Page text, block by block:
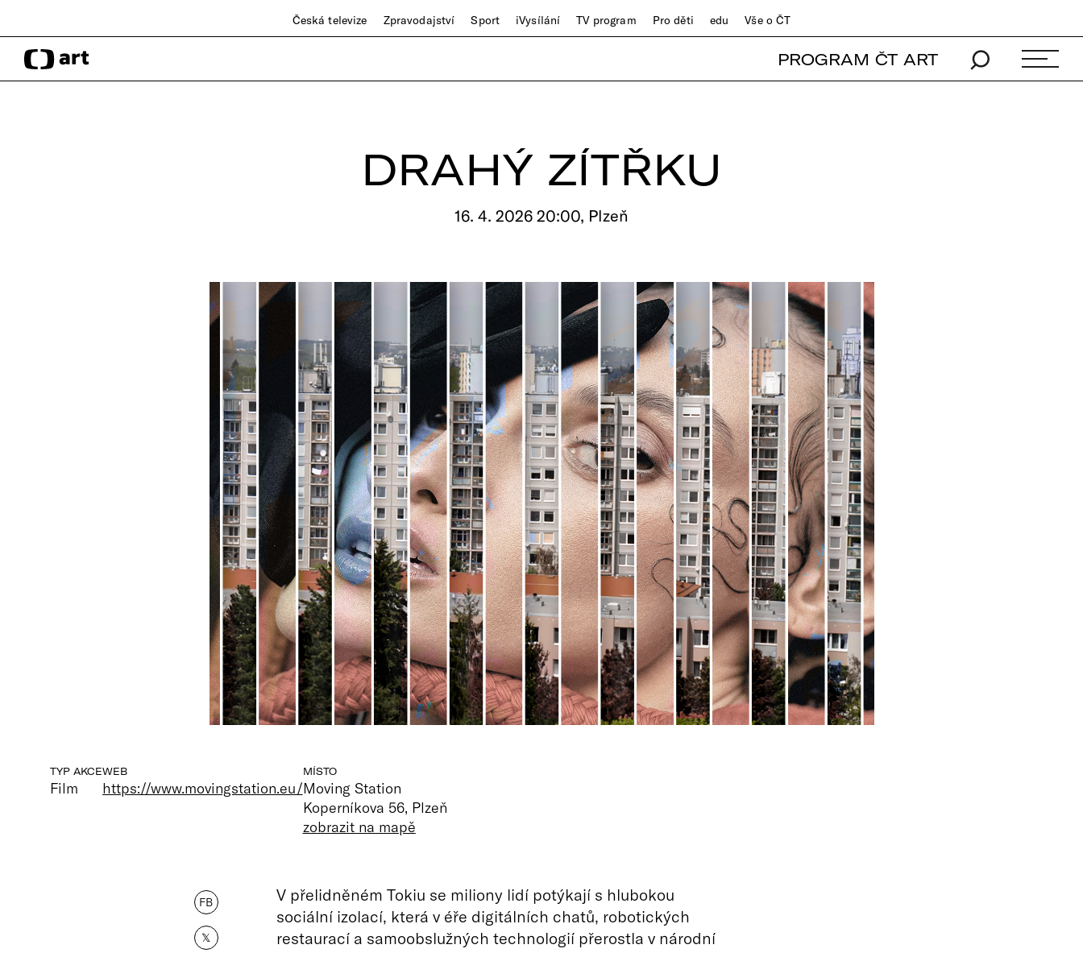
Česká televize Zpravodajství Sport iVysílání TV program Pro děti edu Vše o ČT
PROGRAM ČT ART
DRAHÝ ZÍTŘKU
16. 4. 2026 20:00, Plzeň
TYP AKCE
Film
WEB
https://www.movingstation.eu/
MÍSTO
Moving Station
Koperníkova 56, Plzeň
zobrazit na mapě
FB
𝕏
V přelidněném Tokiu se miliony lidí potýkají s hlubokou
sociální izolací, která v éře digitálních chatů, robotických
restaurací a samoobslužných technologií přerostla v národní